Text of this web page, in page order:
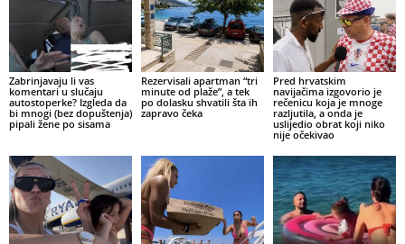
Zabrinjavaju li vas
komentari u slučaju
autostoperke? Izgleda da
bi mnogi (bez dopuštenja)
pipali žene po sisama
Rezervisali apartman “tri
minute od plaže”, a tek
po dolasku shvatili šta ih
zapravo čeka
Pred hrvatskim
navijačima izgovorio je
rečenicu koja je mnoge
razljutila, a onda je
uslijedio obrat koji niko
nije očekivao